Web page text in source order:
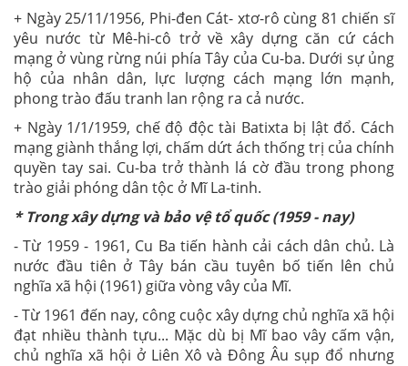
+ Ngày 25/11/1956, Phi-đen Cát- xtơ-rô cùng 81 chiến sĩ
yêu nước từ Mê-hi-cô trở về xây dựng căn cứ cách
mạng ở vùng rừng núi phía Tây của Cu-ba. Dưới sự ủng
hộ của nhân dân, lực lượng cách mạng lớn mạnh,
phong trào đấu tranh lan rộng ra cả nước.
+ Ngày 1/1/1959, chế độ độc tài Batixta bị lật đổ. Cách
mạng giành thắng lợi, chấm dứt ách thống trị của chính
quyền tay sai. Cu-ba trở thành lá cờ đầu trong phong
trào giải phóng dân tộc ở Mĩ La-tinh.
* Trong xây dựng và bảo vệ tổ quốc (1959 - nay)
- Từ 1959 - 1961, Cu Ba tiến hành cải cách dân chủ. Là
nước đầu tiên ở Tây bán cầu tuyên bố tiến lên chủ
nghĩa xã hội (1961) giữa vòng vây của Mĩ.
- Từ 1961 đến nay, công cuộc xây dựng chủ nghĩa xã hội
đạt nhiều thành tựu... Mặc dù bị Mĩ bao vây cấm vận,
chủ nghĩa xã hội ở Liên Xô và Đông Âu sụp đổ nhưng